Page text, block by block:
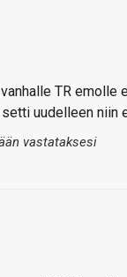
TR emolle
uudelleen niin
vastataksesi